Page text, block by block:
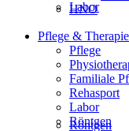
Labor
Röntgen
HNO
Pflege & Therapie
Pflege
Familiale
Rehasport
Labor
Röntgen